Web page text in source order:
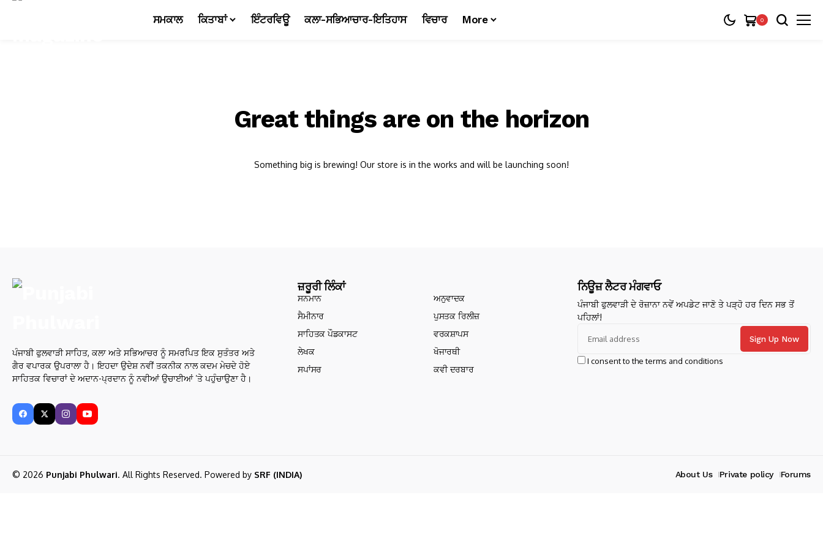
ਸਮਕਾਲ ਕਿਤਾਬਾਂ ਇੰਟਰਵਿਊ ਕਲਾ-ਸਭਿਆਚਾਰ-ਇਤਿਹਾਸ ਵਿਚਾਰ More 0
Great things are on the horizon
Something big is brewing! Our store is in the works and will be launching soon!
ਪੰਜਾਬੀ ਫੁਲਵਾੜੀ ਸਾਹਿਤ, ਕਲਾ ਅਤੇ ਸਭਿਆਚਰ ਨੂੰ ਸਮਰਪਿਤ ਇਕ ਸੁਤੰਤਰ ਅਤੇ
ਗੈਰ ਵਪਾਰਕ ਉਪਰਾਲਾ ਹੈ। ਇਹਦਾ ਉਦੇਸ਼ ਨਵੀਂ ਤਕਨੀਕ ਨਾਲ ਕਦਮ ਮੇਚਦੇ ਹੋਏ
ਸਾਹਿਤਕ ਵਿਚਾਰਾਂ ਦੇ ਅਦਾਨ-ਪ੍ਰਦਾਨ ਨੂੰ ਨਵੀਆਂ ਉਚਾਈਆਂ ’ਤੇ ਪਹੁੰਚਾਉਣਾ ਹੈ।
ਜ਼ਰੂਰੀ ਲਿੰਕਾਂ
ਸਨਮਾਨ
ਅਨੁਵਾਦਕ
ਸੈਮੀਨਾਰ
ਪੁਸਤਕ ਰਿਲੀਜ਼
ਸਾਹਿਤਕ ਪੌਡਕਾਸਟ
ਵਰਕਸ਼ਾਪਸ
ਲੇਖਕ
ਖੋਜਾਰਥੀ
ਸਪਾਂਸਰ
ਕਵੀ ਦਰਬਾਰ
ਨਿਊਜ਼ ਲੈਟਰ ਮੰਗਵਾਓ
ਪੰਜਾਬੀ ਫੁਲਵਾੜੀ ਦੇ ਰੋਜ਼ਾਨਾ ਨਵੇਂ ਅਪਡੇਟ ਜਾਣੋ ਤੇ ਪੜ੍ਹੋ ਹਰ ਦਿਨ ਸਭ ਤੋਂ
ਪਹਿਲਾਂ!
I consent to the terms and conditions
© 2026 Punjabi Phulwari. All Rights Reserved. Powered by SRF (INDIA) About Us Private policy Forums